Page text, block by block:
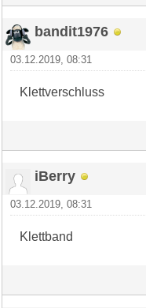
bandit1976
03.12.2019, 08:31
Klettverschluss
iBerry
03.12.2019, 08:31
Klettband